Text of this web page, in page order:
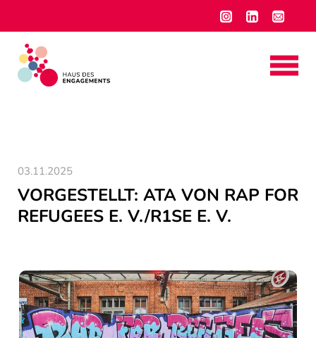
03.11.2025
VORGESTELLT: ATA VON RAP FOR
REFUGEES E. V./R1SE E. V.